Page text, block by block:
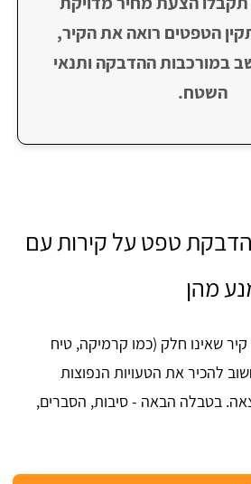
הטפטים רואה את הקיר,
במורכבות ההדבקה ותנאי
השטח.
טפט על קירות עם
מהן
שאינו חלק (כמו קרמיקה, טיח
להכיר את הטעויות הנפוצות
בטבלה הבאה - סיבות, הסברים,